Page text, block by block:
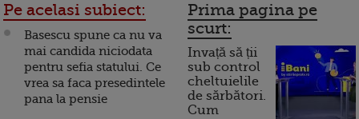
Pe acelasi subiect:
Basescu spune ca nu va
mai candida niciodata
pentru sefia statului. Ce
vrea sa faca presedintele
pana la pensie
Prima pagina pe
scurt:
Invață să ții
sub control
cheltuielile
de sărbători.
Cum